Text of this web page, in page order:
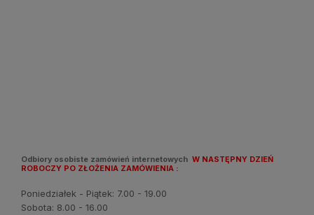
Odbiory osobiste zamówień internetowych W NASTĘPNY DZIEŃ
ROBOCZY PO ZŁOŻENIA ZAMÓWIENIA :
Poniedziałek - Piątek: 7.00 - 19.00
Sobota: 8.00 - 16.00